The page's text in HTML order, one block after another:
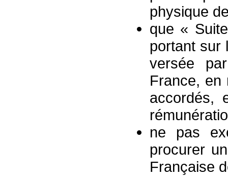
physique
que «
portant sur
versée
France, en
accordés,
ne pas
procurer
Française